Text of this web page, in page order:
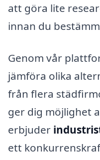
att göra lite
innan du
Genom vår
jämföra olika
från flera
ger dig möjlighet
erbjuder
ett